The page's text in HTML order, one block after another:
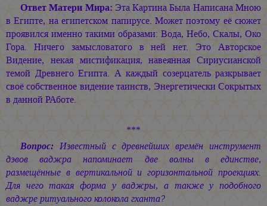
Ответ Матери Мира: Эта Картина Была Написана Мною
в Египте, на египетском папирусе. Может поэтому её сюжет
проявился именно такими образами: Вода, Небо, Скалы, Око
Гора. Ничего замысловатого в ней нет. Это Авторское
Видение, некая мистификация, навеянная Сириусианской
темой Древнего Египта. А каждый созерцатель разкрывает
своё собственное видение таинств, Энергетически Сокрытых
в данной РАботе.
***
Вопрос: Известный с древнейших времён инструмент
дэвов ваджра напоминает две волны в единстве,
размещённые в вертикальной и горизонтальной проекциях.
Для чего такая форма у ваджры, а также у подобного
ваджре ритуального колокола гханта?